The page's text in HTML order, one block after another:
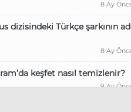
8 Ay
dizisindeki Türkçe şarkının
8 Ay
keşfet nasıl temizlenir?
9 Ay